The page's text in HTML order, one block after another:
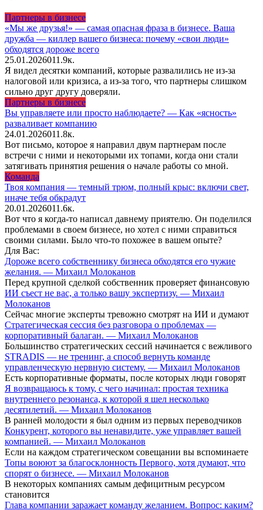
Партнеры в бизнесе
«Мы же друзья!» — самая опасная фраза в бизнесе. Ваша
дружба — киллер вашего бизнеса: почему «свои люди»
обходятся дороже всего
25.01.2026011.9к.
Я видел десятки компаний, которые развалились не из-за
налоговой или кризиса, а из-за того, что партнеры слишком
сильно друг другу доверяли.
Партнеры в бизнесе
Вы управляете или просто наблюдаете? — Как «ясность»
разваливает компанию
24.01.2026011.8к.
Вот письмо, которое я направил двум партнерам после
встречи с ними и некоторыми их топами, когда они стали
затягивать принятия решения о начале работы со мной.
Команда
Твоя компания — темный трюм, полный крыс: включи свет,
иначе тебя обкрадут
20.01.2026011.6к.
Вот что я когда-то написал давнему приятелю. Он поделился
проблемами в своем бизнесе, но хотел с ними справиться
своими силами. Было что-то похожее в вашем опыте?
Для Вас:
Дороже всего собственнику бизнеса обходятся его чужие
желания. — Михаил Молоканов
Перед крупной сделкой собственник проверяет финансовую
ИИ съест не вас, а только вашу экспертизу. — Михаил
Молоканов
Сейчас многие эксперты тревожно смотрят на ИИ и думают
Стратегическая сессия без разговора о проблемах —
корпоративный балаган. — Михаил Молоканов
Большинство стратегических сессий начинается с вежливого
STRADIS — не тренинг, а способ вернуть команде
управленческую нервную систему. — Михаил Молоканов
Есть корпоративные форматы, после которых люди говорят
Я возвращаюсь к тому, с чего начинал: простая техника
внутреннего резонанса, к которой я шел несколько
десятилетий. — Михаил Молоканов
В ранней молодости я был одним из первых переводчиков
Конкурент, которого вы ненавидите, уже управляет вашей
компанией. — Михаил Молоканов
Если на каждом стратегическом совещании вы вспоминаете
Топы воюют за благосклонность Первого, хотя думают, что
спорят о бизнесе. — Михаил Молоканов
В некоторых компаниях самым дефицитным ресурсом
становится
Глава компании заражает команду желанием. Вопрос: каким?